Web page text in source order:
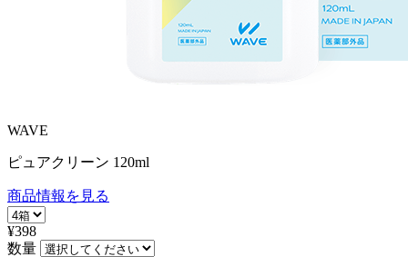
WAVE
ピュアクリーン 120ml
商品情報を見る
¥398
数量